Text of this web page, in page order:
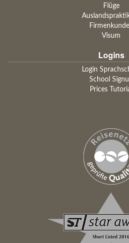
Flüge
Visum
Logins
Login
School
Prices